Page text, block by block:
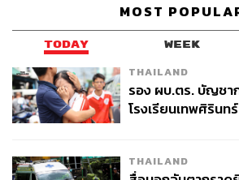
https://world.kbs.co.kr/service/
e&Seq_Code=201994
TAGS: การประท้วง Seoul South Korea
MOST
TODAY WEEK
THAILAND
รอง ผบ.ตร. บัญชา
โรงเรียนเทพศิรินท
THAILAND